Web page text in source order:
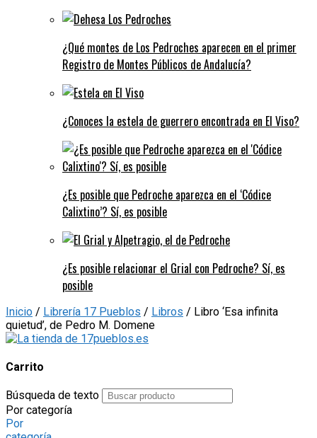
¿Qué montes de Los Pedroches aparecen en el primer
Registro de Montes Públicos de Andalucía?
¿Conoces la estela de guerrero encontrada en El Viso?
¿Es posible que Pedroche aparezca en el ‘Códice
Calixtino’? Sí, es posible
¿Es posible relacionar el Grial con Pedroche? Sí, es
posible
Inicio / Librería 17 Pueblos / Libros / Libro ‘Esa infinita
quietud’, de Pedro M. Domene
Carrito
Búsqueda de texto
Por categoría
Por